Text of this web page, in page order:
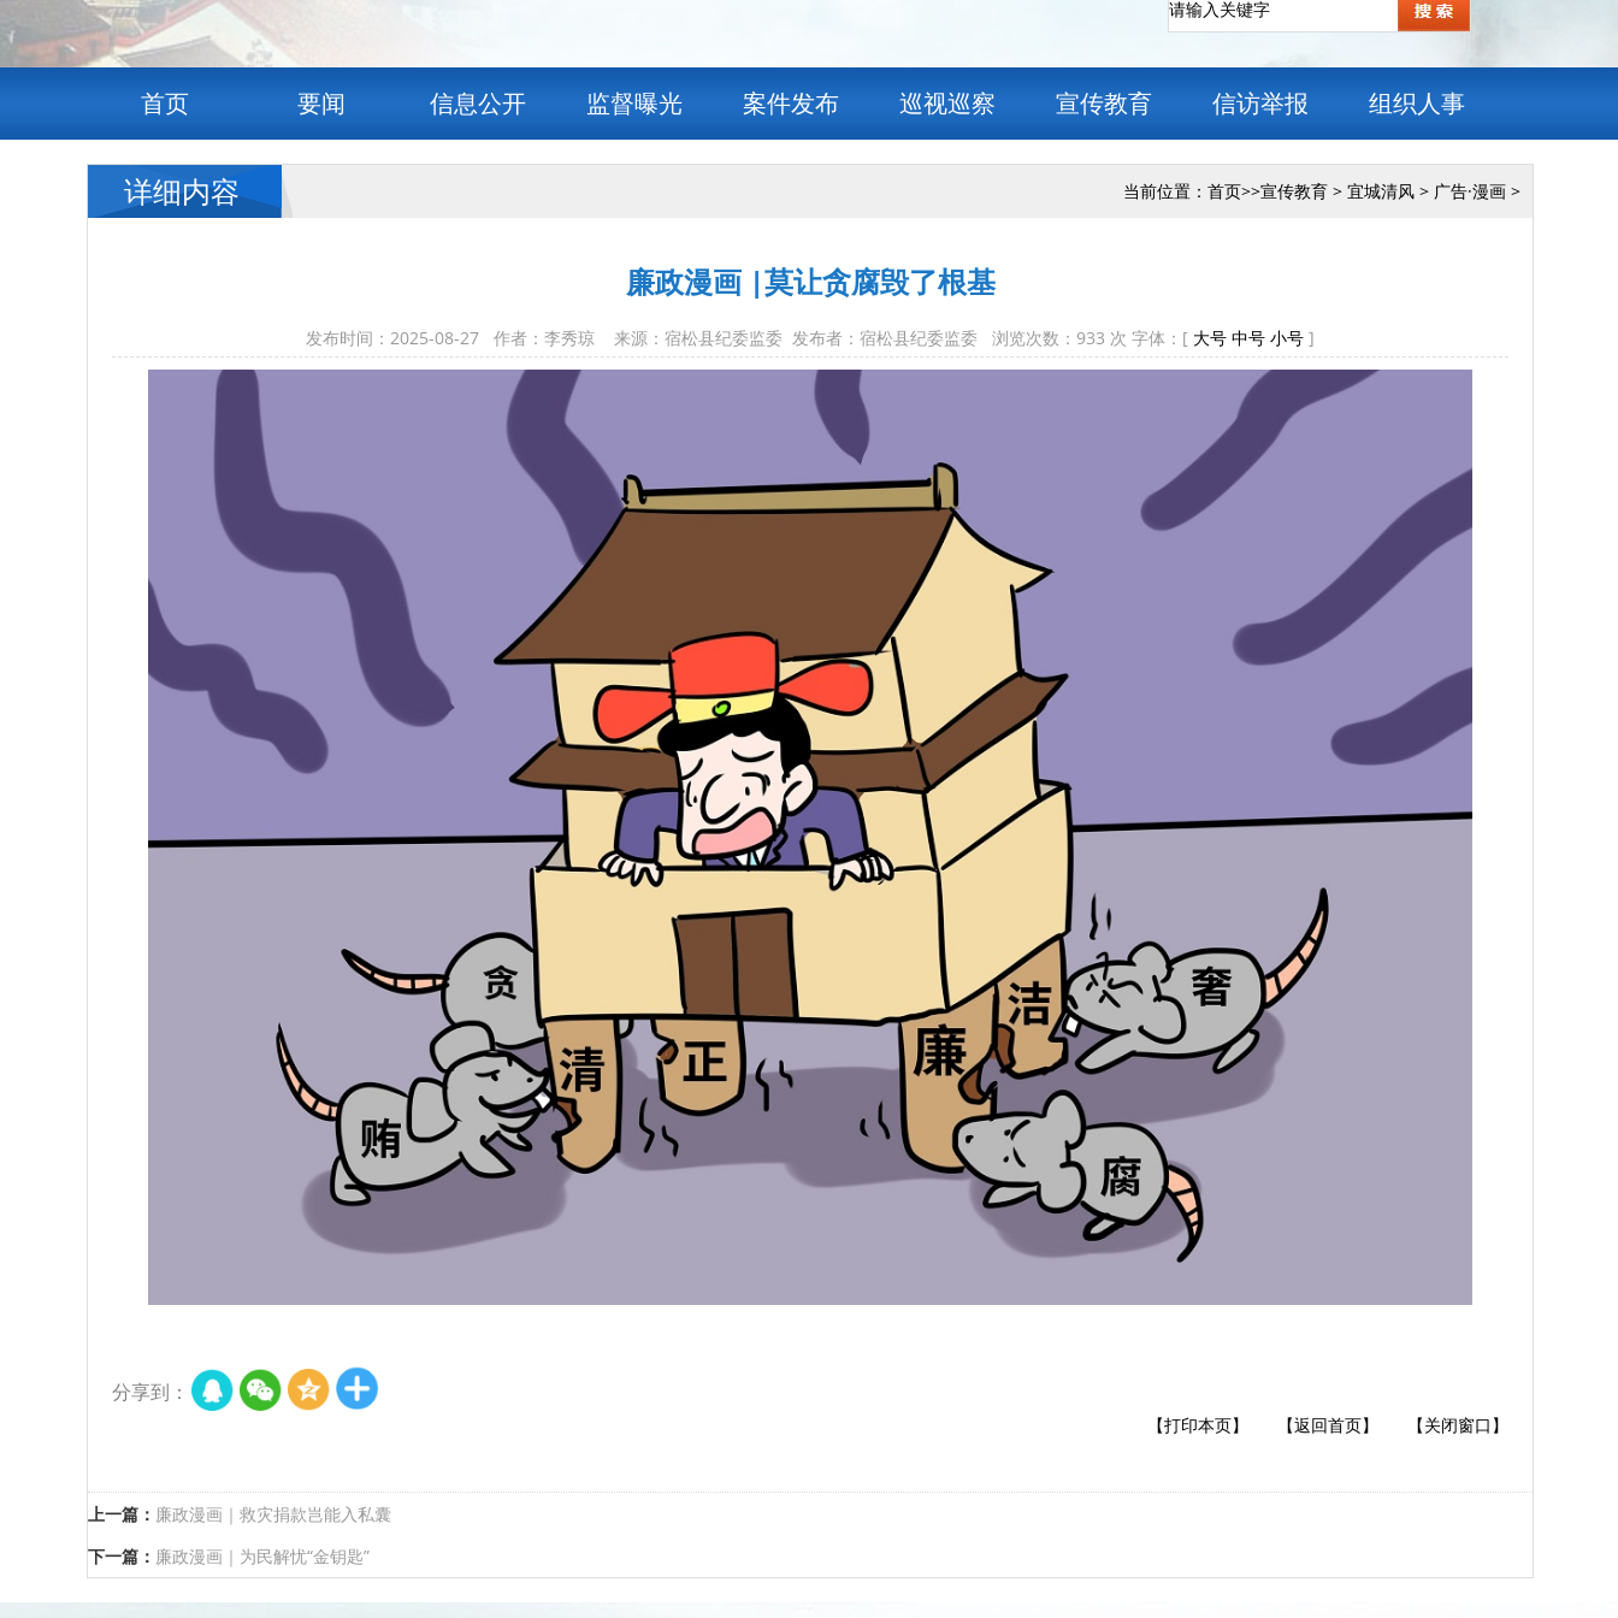
首页 要闻 信息公开 监督曝光 案件发布 巡视巡察 宣传教育 信访举报 组织人事
当前位置： 首页>>宣传教育 > 宜城清风 > 广告·漫画 >
详细内容
廉政漫画 |莫让贪腐毁了根基
发布时间：2025-08-27 作者：李秀琼 来源：宿松县纪委监委 发布者：宿松县纪委监委 浏览次数： 933 次 字体：[ 大号 中号 小号 ]
分享到：
【打印本页】 【返回首页】 【关闭窗口】
上一篇： 廉政漫画｜救灾捐款岂能入私囊
下一篇： 廉政漫画｜为民解忧“金钥匙”